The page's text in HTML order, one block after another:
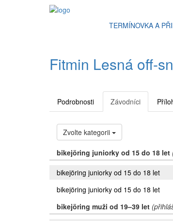
TERMÍNOVKA A
Fitmin Lesná off-
Podrobnosti Závodníci
Zvolte kategorii
bikejöring juniorky od 15 do 18 let
bikejöring juniorky od 15 do 18 let
bikejöring juniorky od 15 do 18 let
bikejöring muži od 19–39 let